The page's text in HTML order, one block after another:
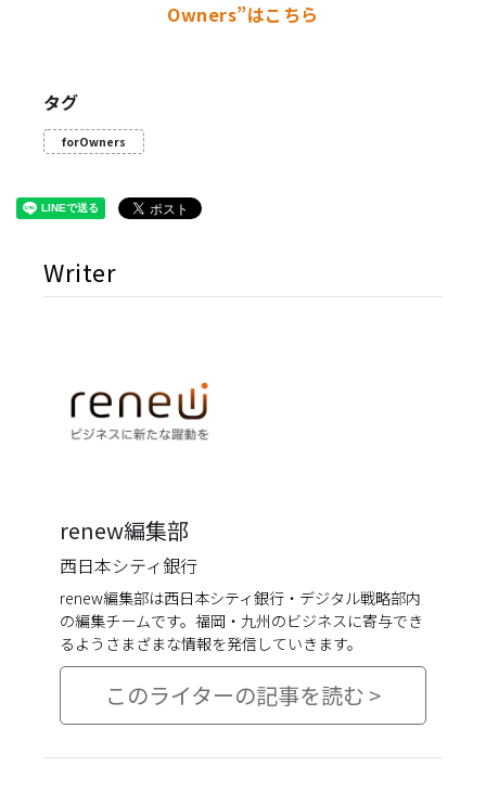
Owners”はこちら
タグ
forOwners
Writer
renew編集部
西日本シティ銀行
renew編集部は西日本シティ銀行・デジタル戦略部内
の編集チームです。福岡・九州のビジネスに寄与でき
るようさまざまな情報を発信していきます。
このライターの記事を読む >